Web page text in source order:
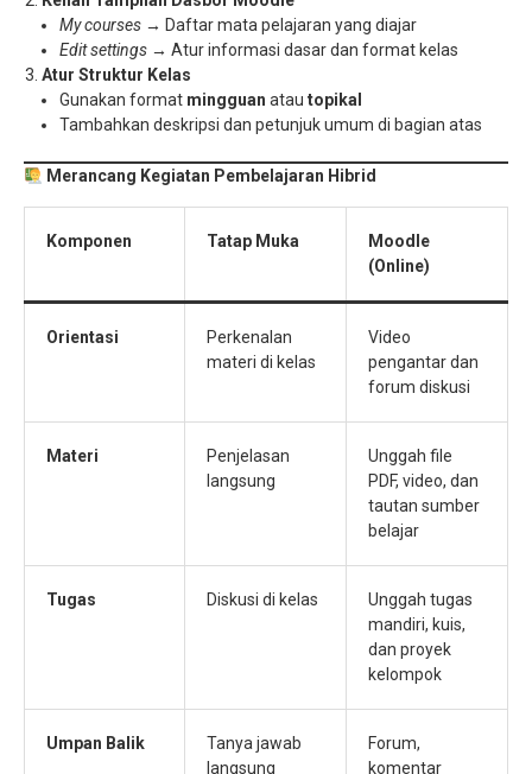
My courses → Daftar mata pelajaran yang diajar
Edit settings → Atur informasi dasar dan format kelas
Atur Struktur Kelas
Gunakan format mingguan atau topikal
Tambahkan deskripsi dan petunjuk umum di bagian atas
Merancang Kegiatan Pembelajaran Hibrid
Komponen Tatap Muka
Moodle
(Online)
Orientasi
Perkenalan
materi di kelas
Video
pengantar dan
forum diskusi
Materi
Penjelasan
langsung
Unggah file
PDF, video, dan
tautan sumber
belajar
Tugas Diskusi di kelas
Unggah tugas
mandiri, kuis,
dan proyek
kelompok
Umpan Balik
Tanya jawab
langsung
Forum,
komentar